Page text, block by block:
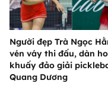
Người đẹp Trà Ngọc
vén váy thi đấu, dàn
khuấy đảo giải
Quang Dương